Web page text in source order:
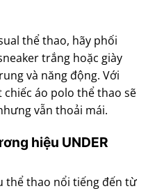
thể thao, hãy phối
trắng hoặc giày
và năng động. Với
áo polo thể thao sẽ
vẫn thoải mái.
hiệu UNDER
thể thao nổi tiếng đến từ